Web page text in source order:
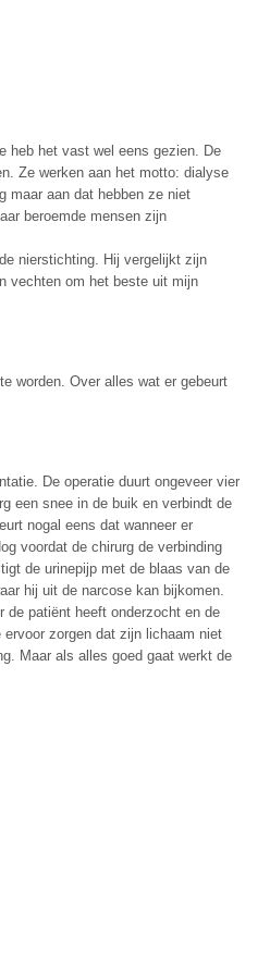
heb het vast wel eens gezien. De
Ze werken aan het motto: dialyse
maar aan dat hebben ze niet
beroemde mensen zijn
nierstichting. Hij vergelijkt zijn
vechten om het beste uit mijn
worden. Over alles wat er gebeurt
De operatie duurt ongeveer vier
een snee in de buik en verbindt de
nogal eens dat wanneer er
voordat de chirurg de verbinding
de urinepijp met de blaas van de
hij uit de narcose kan bijkomen.
de patiënt heeft onderzocht en de
zorgen dat zijn lichaam niet
Maar als alles goed gaat werkt de